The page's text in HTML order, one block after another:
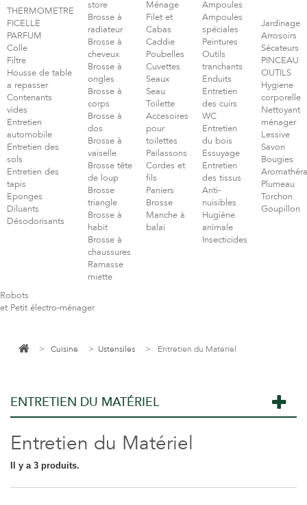
THERMOMETRE
FICELLE
PARFUM
Colle
Filtre
Housse de table
a repasser
Contenants
vides
Entretien
automobile
Entretien des
sols
Entretien des
tapis
Eponges
Diluants
Désodorisants
store
Brosse à
radiateur
Brosse à
cheveux
Brosse à
ongles
Brosse à
corps
Brosse à
dos
Brosse à
vaiselle
Brosse tête
de loup
Brosse
triangle
Brosse à
habit
Brosse à
chaussures
Ramasse
miette
Ménage
Filet et
Cabas
Caddie
Poubelles
Cuvettes
Seaux
Seau
Toilette
Accesoires
pour
toilettes
Pailassons
Cordes et
fils
Paniers
Brosse
Manche à
balai
Ampoules
Ampoules
spéciales
Peintures
Outils
tranchants
Enduits
Entretien
des cuirs
WC
Entretien
du bois
Essuyage
Entretien
des tissus
Anti-
nuisibles
Hugiène
animale
Insecticides
Jardinage
Arrosoirs
Sécateurs
PINCEAU
OUTILS
Hygiene
corporelle
Nettoyant
ménager
Lessive
Savon
Bougies
Plumeau
Torchon
Goupillon
Robots
et Petit électro-ménager
> Cuisine > Ustensiles > Entretien du Matériel
ENTRETIEN DU MATÉRIEL
Entretien du Matériel
Il y a 3 produits.